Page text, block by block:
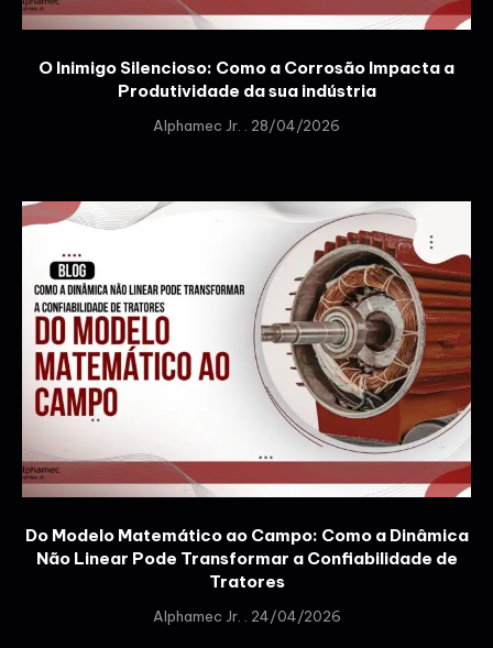
O Inimigo Silencioso: Como a Corrosão Impacta a
Produtividade da sua indústria
Alphamec Jr. 28/04/2026
Do Modelo Matemático ao Campo: Como a Dinâmica
Não Linear Pode Transformar a Confiabilidade de
Tratores
Alphamec Jr. 24/04/2026